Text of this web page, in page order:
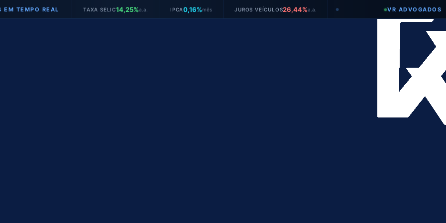
REAL TAXA SELIC14,25%a.a. IPCA 0,16%mês JUROS VEÍCULOS26,44%a.a. ● VR ADVOGADOS